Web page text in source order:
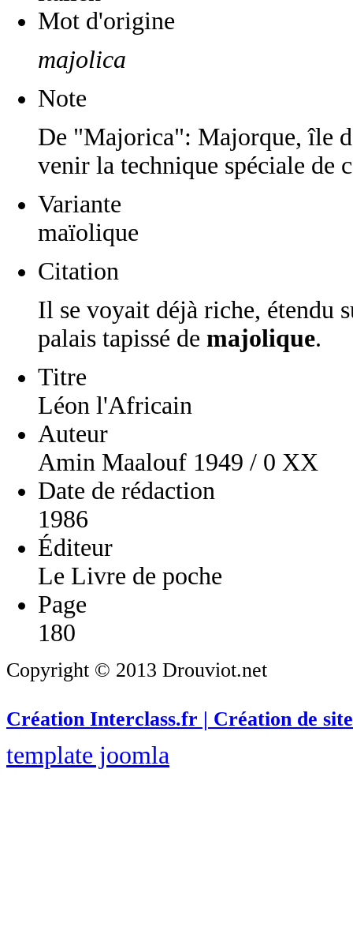
Mot d'origine
majolica
Note
De "Majorica": Majorque, île
venir la technique spéciale de
Variante
maïolique
Citation
Il se voyait déjà riche, étendu
palais tapissé de majolique.
Titre
Léon l'Africain
Auteur
Amin Maalouf 1949 / 0 XX
Date de rédaction
1986
Éditeur
Le Livre de poche
Page
180
Copyright © 2013 Drouviot.net
Création Interclass.fr | Création de
template joomla